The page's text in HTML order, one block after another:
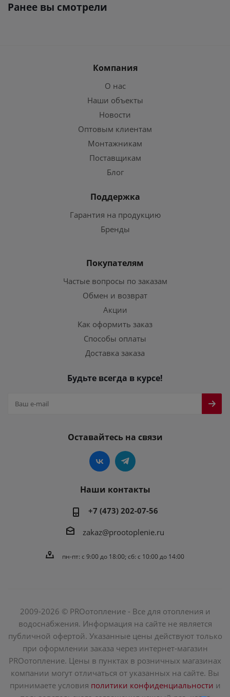
Ранее вы смотрели
Компания
О нас
Наши объекты
Новости
Оптовым клиентам
Монтажникам
Поставщикам
Блог
Поддержка
Гарантия на продукцию
Бренды
Покупателям
Частые вопросы по заказам
Обмен и возврат
Акции
Как оформить заказ
Способы оплаты
Доставка заказа
Будьте всегда в курсе!
Оставайтесь на связи
Наши контакты
+7 (473) 202-07-56
zakaz@prootoplenie.ru
пн-пт: c 9:00 до 18:00; сб: с 10:00 до 14:00
2009-2026 © PROотопление - Все для отопления и
водоснабжения. Информация на сайте не является
публичной офертой. Указанные цены действуют только
при оформлении заказа через интернет-магазин
PROотопление. Цены в пунктах в розничных магазинах
компании могут отличаться от указанных на сайте. Вы
принимаете условия политики конфиденциальности и